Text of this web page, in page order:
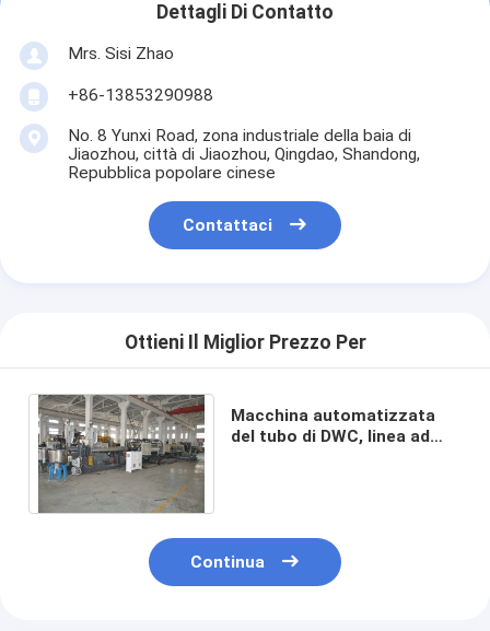
Dettagli Di Contatto
Mrs. Sisi Zhao
+86-13853290988
No. 8 Yunxi Road, zona industriale della baia di
Jiaozhou, città di Jiaozhou, Qingdao, Shandong,
Repubblica popolare cinese
Contattaci
Ottieni Il Miglior Prezzo Per
Macchina automatizzata
del tubo di DWC, linea ad
Continua